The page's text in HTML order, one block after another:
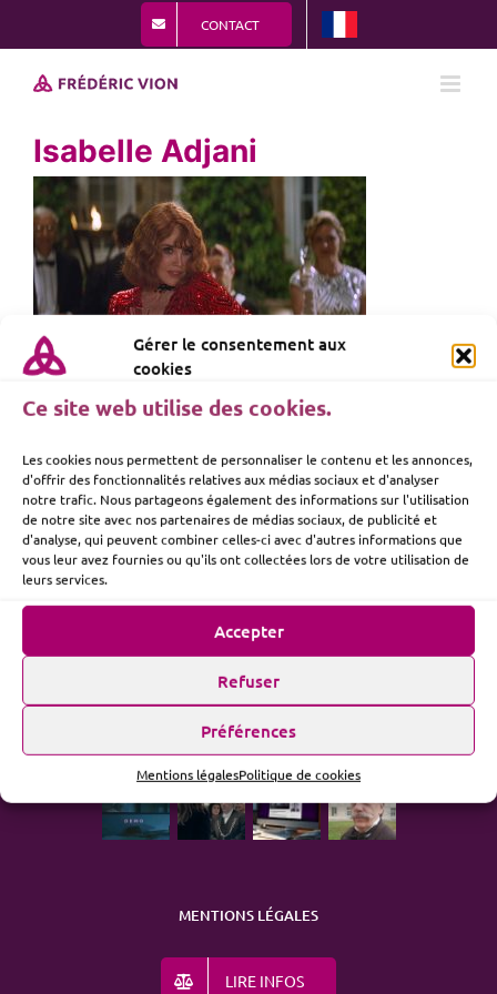
Gérer le consentement aux
cookies
Ce site web utilise des cookies.
Les cookies nous permettent de personnaliser le contenu et les annonces,
d'offrir des fonctionnalités relatives aux médias sociaux et d'analyser
notre trafic. Nous partageons également des informations sur l'utilisation
de notre site avec nos partenaires de médias sociaux, de publicité et
d'analyse, qui peuvent combiner celles-ci avec d'autres informations que
vous leur avez fournies ou qu'ils ont collectées lors de votre utilisation de
leurs services.
Accepter
Refuser
Préférences
Mentions légalesPolitique de cookies
au
contenu
CONTACT
Isabelle Adjani
ME SUIVRE
ACTUALITÉ
MENTIONS LÉGALES
LIRE INFOS